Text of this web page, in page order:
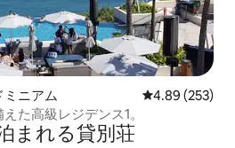
ミニアム レビュー253
4.89 (253)
た高級レジデンス1。
まれる貸別荘